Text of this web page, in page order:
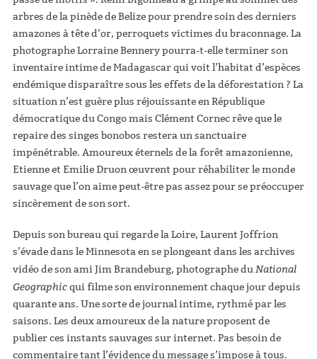
arbres de la pinède de Belize pour prendre soin des derniers
amazones à tête d’or, perroquets victimes du braconnage. La
photographe Lorraine Bennery pourra-t-elle terminer son
inventaire intime de Madagascar qui voit l’habitat d’espèces
endémique disparaître sous les effets de la déforestation ? La
situation n’est guère plus réjouissante en République
démocratique du Congo mais Clément Cornec rêve que le
repaire des singes bonobos restera un sanctuaire
impénétrable. Amoureux éternels de la forêt amazonienne,
Etienne et Emilie Druon œuvrent pour réhabiliter le monde
sauvage que l’on aime peut-être pas assez pour se préoccuper
sincèrement de son sort.
Depuis son bureau qui regarde la Loire, Laurent Joffrion
s’évade dans le Minnesota en se plongeant dans les archives
vidéo de son ami Jim Brandeburg, photographe duNational
Geographicqui filme son environnement chaque jour depuis
quarante ans. Une sorte de journal intime, rythmé par les
saisons. Les deux amoureux de la nature proposent de
publier ces instants sauvages sur internet. Pas besoin de
commentaire tant l’évidence du message s’impose à tous.